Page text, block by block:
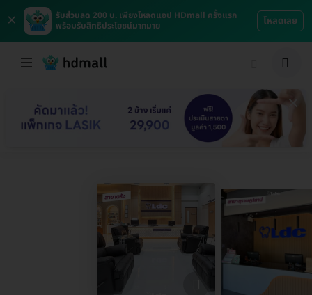
×
รับส่วนลด 200 บ. เพียงโหลดแอป HDmall ครั้งแรก
พร้อมรับสิทธิประโยชน์มากมาย
โหลดเลย